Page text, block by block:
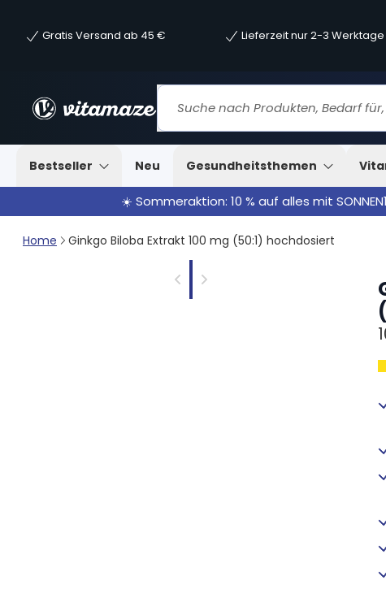
Gratis Versand ab 45 € Lieferzeit nur 2-3 Werktage
Bestseller Neu Gesundheitsthemen
☀️ Sommeraktion: 10 % auf alles mit
Home Ginkgo Biloba Extrakt 100 mg (50:1) hochdosiert